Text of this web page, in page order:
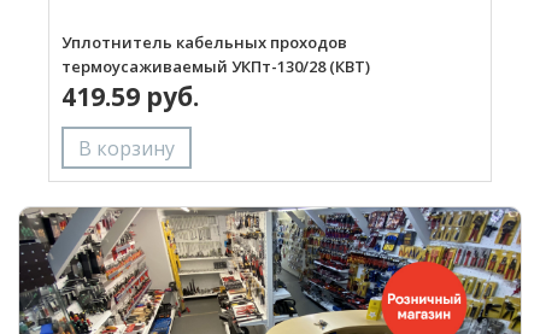
Уплотнитель кабельных проходов
термоусаживаемый УКПт-130/28 (КВТ)
419.59 руб.